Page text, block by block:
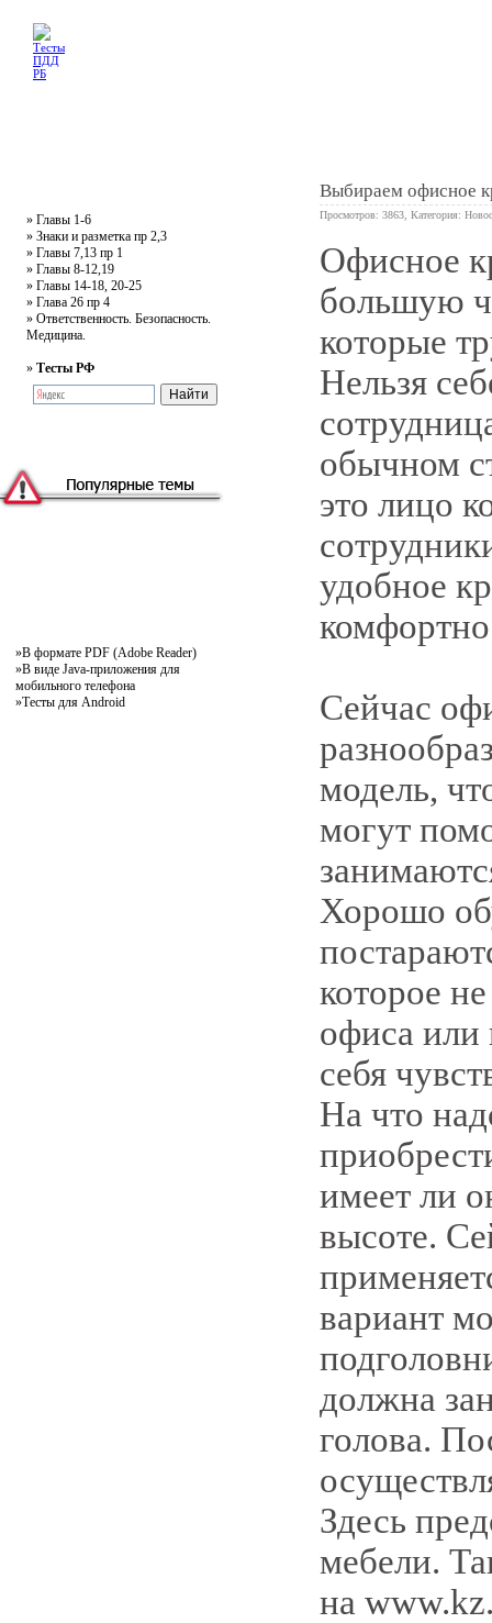
» Главы 1-6
» Знаки и разметка пр 2,3
» Главы 7,13 пр 1
» Главы 8-12,19
» Главы 14-18, 20-25
» Глава 26 пр 4
» Ответственность. Безопасность.
Медицина.
» Тесты РФ
»В формате PDF (Adobe Reader)
»В виде Java-приложения для
мобильного телефона
»Тесты для Android
Выбираем офисное
Просмотров: 3863, Категория:
Офисное
большую
которые
Нельзя
обычном
это лицо
удобное
Сейчас
модель,
могут
Хорошо
которое
офиса или
себя
На что
имеет ли
высоте.
вариант
должна
голова.
Здесь
мебели.
на